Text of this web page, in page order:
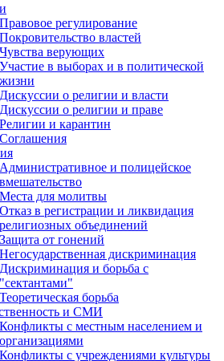
Правовое регулирование
Покровительство властей
Чувства верующих
Участие в выборах и в политической
жизни
Дискуссии о религии и власти
Дискуссии о религии и праве
Религии и карантин
Соглашения
Административное и полицейское
вмешательство
Места для молитвы
Отказ в регистрации и ликвидация
религиозных объединений
Защита от гонений
Негосударственная дискриминация
Дискриминация и борьба с
"сектантами"
Теоретическая борьба
и СМИ
Конфликты с местным населением и
организациями
Конфликты с учреждениями культуры